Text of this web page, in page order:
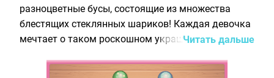
разноцветные бусы, состоящие из множества
блестящих стеклянных шариков! Каждая девочка
мечтает о таком роскошном украшении. Так
детской логической игре, никто не носит?
Читать дальше